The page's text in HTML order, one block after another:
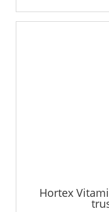
Hortex